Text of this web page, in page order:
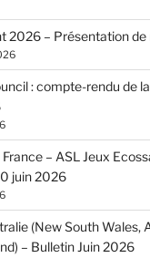
2026 – Présentation de
: compte-rendu de
– ASL Jeux
juin 2026
(New South Wales,
– Bulletin Juin 2026